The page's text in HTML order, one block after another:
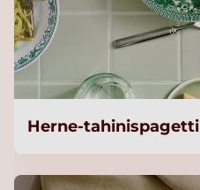
Herne-tahinispagetti